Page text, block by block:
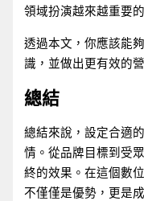
領域扮演越來越重要
透過本文，你應該能
識，並做出更有效的
總結
總結來說，設定合適
情。從品牌目標到受
終的效果。在這個數
不僅僅是優勢，更是